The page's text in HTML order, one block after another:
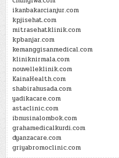
ikanbakarcianjur.com
kpjisehat.com
mitrasehatklinik.com
kpbanjar.com
kemanggisanmedical.com
kliniknirmala.com
nouvelleklinik.com
KainaHealth.com
shabirahusada.com
yadikacare.com
astaclinic.com
ibnusinalombok.com
grahamedicalkurdi.com
dyanzacare.com
griyabromoclinic.com